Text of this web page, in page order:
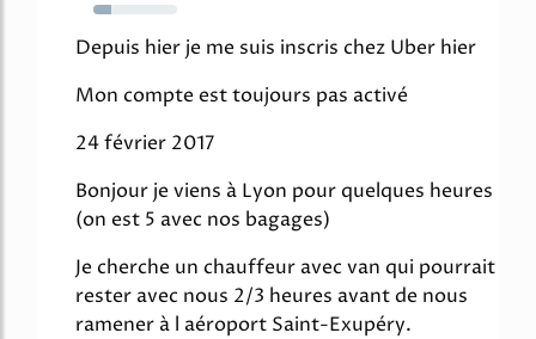
21%
Depuis hier je me suis inscris chez Uber hier
Mon compte est toujours pas activé
24 février 2017
Bonjour je viens à Lyon pour quelques heures
(on est 5 avec nos bagages)
Je cherche un chauffeur avec van qui pourrait
rester avec nous 2/3 heures avant de nous
ramener à l aéroport Saint-Exupéry.